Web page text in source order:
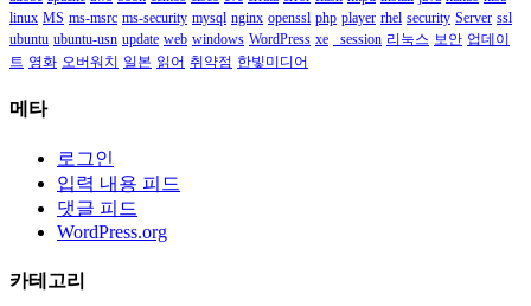
linux MS ms-msrc ms-security mysql nginx openssl php player rhel security Server ssl
ubuntu ubuntu-usn update web windows WordPress xe _session 리눅스 보안 업데이
트 영화 오버워치 일본 읽어 취약점 한빛미디어
메타
로그인
입력 내용 피드
댓글 피드
WordPress.org
카테고리